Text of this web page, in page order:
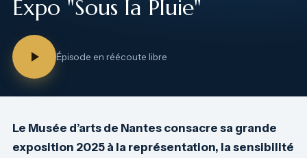
Expo "Sous la Pluie"
Épisode en réécoute libre
Le Musée d’arts de Nantes consacre sa grande
exposition 2025 à la représentation, la sensibilité